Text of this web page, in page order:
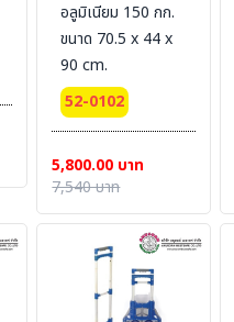
อลูมิเนียม 150 กก.
ขนาด 70.5 x 44 x
90 cm.
52-0102
5,800.00 บาท
7,540 บาท